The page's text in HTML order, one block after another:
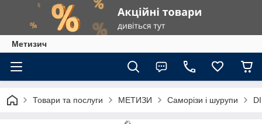
Метизич
Товари та послуги МЕТИЗИ Саморізи і шурупи